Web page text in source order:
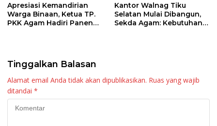
Apresiasi Kemandirian
Warga Binaan, Ketua TP.
PKK Agam Hadiri Panen
Kantor Walnag Tiku
Selatan Mulai Dibangun,
Sekda Agam: Kebutuhan
Tinggalkan Balasan
Alamat email Anda tidak akan dipublikasikan. Ruas yang wajib
ditandai *